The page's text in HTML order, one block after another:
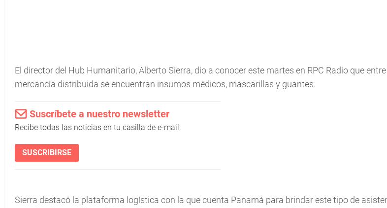
El director del Hub Humanitario, Alberto Sierra, dio a conocer este martes en RPC Radio que
mercancía distribuida se encuentran insumos médicos, mascarillas y guantes.
Suscríbete a nuestro newsletter
Recibe todas las noticias en tu casilla de e-mail.
SUSCRIBIRSE
Sierra destacó la plataforma logística con la que cuenta Panamá para brindar este tipo de